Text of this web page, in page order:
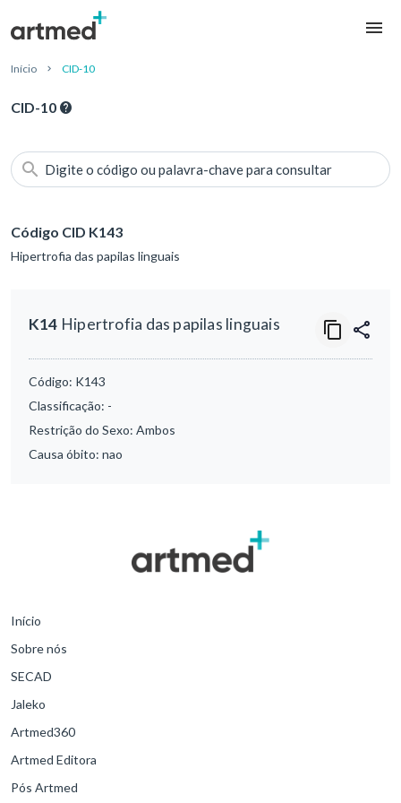
Início CID-10
CID-10
Digite o código ou palavra-chave para consultar
Código CID K143
Hipertrofia das papilas linguais
K14 Hipertrofia das papilas linguais
Código: K143
Classificação: -
Restrição do Sexo: Ambos
Causa óbito: nao
Início
Sobre nós
SECAD
Jaleko
Artmed360
Artmed Editora
Pós Artmed